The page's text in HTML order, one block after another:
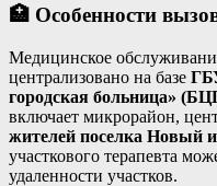
🏥 Особенности
Медицинское
централизовано на базе
городская больница»
включает микрорайон,
жителей поселка Новый
участкового терапевта
удаленности участков.